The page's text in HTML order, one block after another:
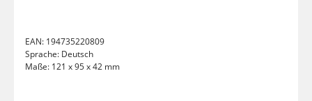
EAN: 194735220809
Sprache: Deutsch
Maße: 121 x 95 x 42 mm